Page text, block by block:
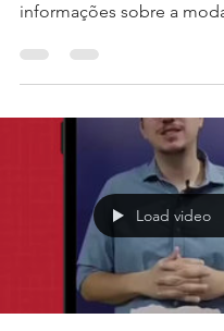
informações sobre a
Load video